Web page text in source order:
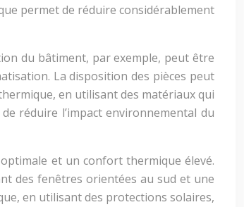
permet de réduire considérablement
du bâtiment, par exemple, peut être
La disposition des pièces peut
en utilisant des matériaux qui
réduire l’impact environnemental du
et un confort thermique élevé.
des fenêtres orientées au sud et une
en utilisant des protections solaires,